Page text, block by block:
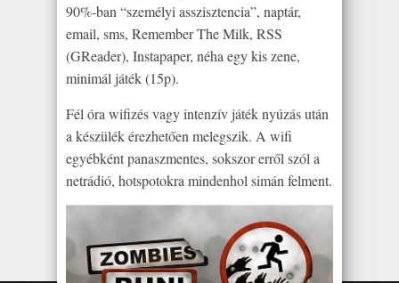
90%-ban “személyi asszisztencia”, naptár,
email, sms, Remember The Milk, RSS
(GReader), Instapaper, néha egy kis zene,
minimál játék (15p).
Fél óra wifizés vagy intenzív játék nyúzás után
a készülék érezhetően melegszik. A wifi
egyébként panaszmentes, sokszor erről szól a
netrádió, hotspotokra mindenhol simán felment.